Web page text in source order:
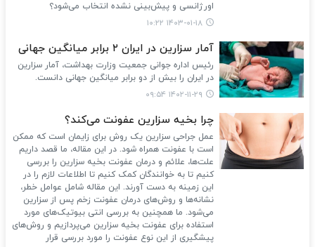
اورژانسی و پیش‌بینی نشده انتخاب می‌شود؟
۱۴۰۳-۰۱-۱۸ ۱۰:۲۲
آمار سزارین در ایران ۲ برابر میانگین جهانی
رئیس اداره جوانی جمعیت وزارت بهداشت، آمار سزارین
در ایران را بیش از دو برابر میانگین جهانی دانست.
۱۴۰۲-۱۱-۲۹ ۰۹:۵۴
چرا بخیه سزارین عفونت می‌کند؟
عمل جراحی سزارین یک روش برای زایمان است که ممکن
است با عفونت همراه شود. در این مقاله، ما قصد داریم
علت‌ها، علائم و درمان عفونت بخیه سزارین را بررسی
کنیم تا به خوانندگان کمک کنیم تا اطلاعات لازم را در
این زمینه به دست آورند. این مقاله شامل عوامل خطر،
نشانه‌ها و روش‌های درمان عفونت زخم پس از سزارین
می‌شود. ما همچنین به بررسی انتی بیوتیک‌های مورد
استفاده برای عفونت بخیه سزارین می‌پردازیم و روش‌های
پیشگیری از این نوع عفونت را مورد بررسی قرار